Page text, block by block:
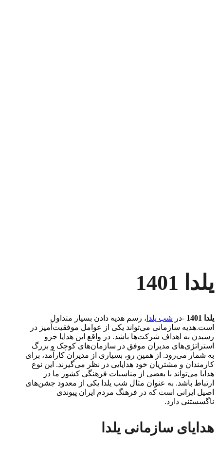
یلدا 1401
یلدا 1401 -در شب یلدا ، رسم هدیه دادن بسیار متداول
است.هدیه سازمانی می‌تواند یکی از عوامل موفقیت‌آمیز در
رسیدن به اهداف شرکت‌ها باشد. در واقع این هدایا جزو
استراتژی‌های مدیران موفق در سازمان‌های کوچک و بزرگ
به شمار می‌رود. از همین رو، بسیاری از مدیران کارآمد، برای
کارمندان و مشتریان خود هدایایی در نظر می‌گیرند. این نوع
هدایا می‌تواند با بعضی از مناسبات فرهنگی کشور ما در
ارتباط باشد. به‌ عنوان‌ مثال شب یلدا یکی از معدود جشن‌های
اصیل ایرانی است که در فرهنگ مردم ایران پیوندی
ناگسستنی دارد.
هدایای سازمانی یلدا